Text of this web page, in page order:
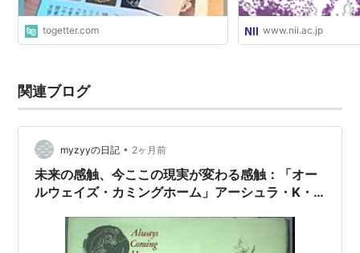
togetter.com www.nii.ac.jp
関連ブログ
myzyyの日記 • 2ヶ月前
未来の感触、今ここの現実が変わる感触：「オー
ルウェイズ・カミングホーム」アーシュラ・K・